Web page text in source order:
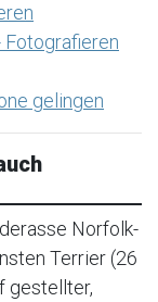
Fotografieren
gelingen
Norfolk-
Terrier (26
gestellter,